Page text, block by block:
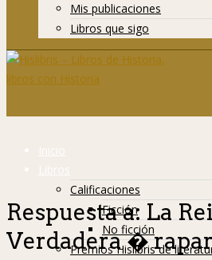
Mis publicaciones
Libros que sigo
Inicio
Libros
Calificaciones
Ficción
No ficción
Premios Hislibris de
Respuesta a: La
Verdadera �